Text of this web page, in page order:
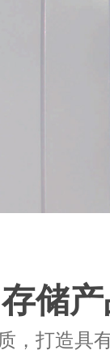
存储产
，打造具